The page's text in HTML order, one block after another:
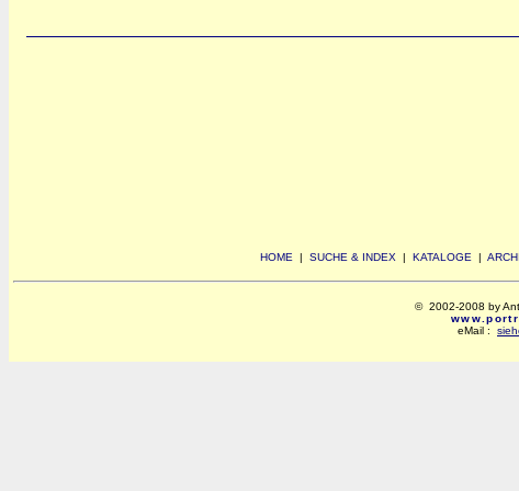
HOME | SUCHE & INDEX | KATALOGE |
© 2002-2008 by
eMail :